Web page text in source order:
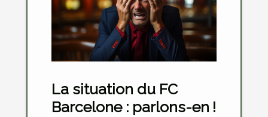
La situation du FC
Barcelone : parlons-en !